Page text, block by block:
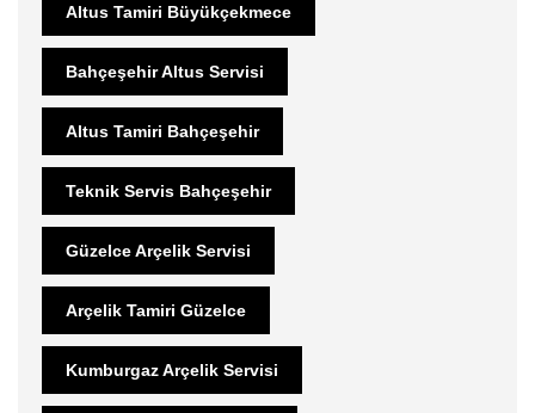
Altus Tamiri Büyükçekmece
Bahçeşehir Altus Servisi
Altus Tamiri Bahçeşehir
Teknik Servis Bahçeşehir
Güzelce Arçelik Servisi
Arçelik Tamiri Güzelce
Kumburgaz Arçelik Servisi